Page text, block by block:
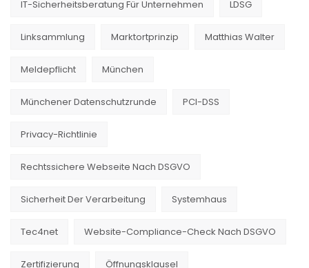
IT-Sicherheitsberatung Für Unternehmen LDSG
Linksammlung Marktortprinzip Matthias Walter
Meldepflicht München
Münchener Datenschutzrunde PCI-DSS
Privacy-Richtlinie
Rechtssichere Webseite Nach DSGVO
Sicherheit Der Verarbeitung Systemhaus
Tec4net Website-Compliance-Check Nach DSGVO
Zertifizierung Öffnungsklausel